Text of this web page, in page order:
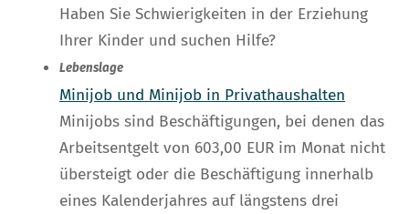
Haben Sie Schwierigkeiten in der Erziehung
Ihrer Kinder und suchen Hilfe?
Lebenslage
Minijob und Minijob in Privathaushalten
Minijobs sind Beschäftigungen, bei denen das
Arbeitsentgelt von 603,00 EUR im Monat nicht
übersteigt oder die Beschäftigung innerhalb
eines Kalenderjahres auf längstens drei